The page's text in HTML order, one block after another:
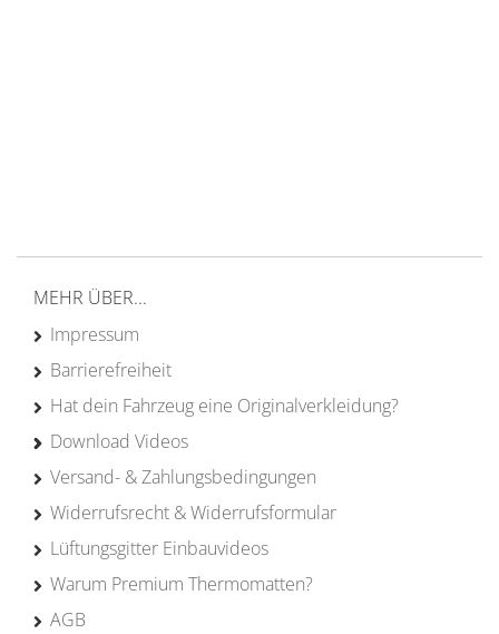
MEHR ÜBER...
Impressum
Barrierefreiheit
Hat dein Fahrzeug eine Originalverkleidung?
Download Videos
Versand- & Zahlungsbedingungen
Widerrufsrecht & Widerrufsformular
Lüftungsgitter Einbauvideos
Warum Premium Thermomatten?
AGB